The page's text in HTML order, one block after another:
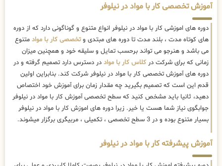
آموزش تخصصی کار با مواد در نیلوفر
دوره های اموزشی کار با مواد در نیلوفر انواع متنوع و گوناگونی دارد که از دوره
های کوتاه مدت ، بلند مدت تا دوره های مبتدی وتخصصی کار با مواد متنوع
می باشد و هنرجو می تواند برحسب تمایل و سلیقه خود و همچنین میزان
زمانی که برای شرکت در کلاس کار با مواد در دسترس دارد تصمیم گرفته و در
دوره های آموزش تخصصی کار با مواد در نیلوفر شرکت کند. بنابراین اولین
قدم این است که تصمیم بگیرید چه مقدار زمان برای آموزش خود اختصاص
دهید، ثانیا باید مشخص کنید که سطح تخصصی آموزش کار با مواد در نیلوفر
جوابگوی نیاز شما هست یا خیر. زیرا دوره های اموزش کار با مواد در نیلوفر
بسیار متنوع بوده و در 3 سطح تخصصی ، تکمیلی ، مربیگری برگزار میشوند.
آموزش پیشرفته کار با مواد در نیلوفر